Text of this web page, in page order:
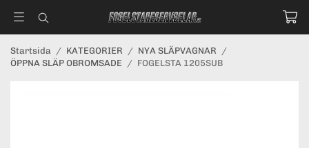
Startsida / KATEGORIER / NYA SLÄPVAGNAR /
ÖPPNA SLÄP OBROMSADE / FOGELSTA 1205SUB